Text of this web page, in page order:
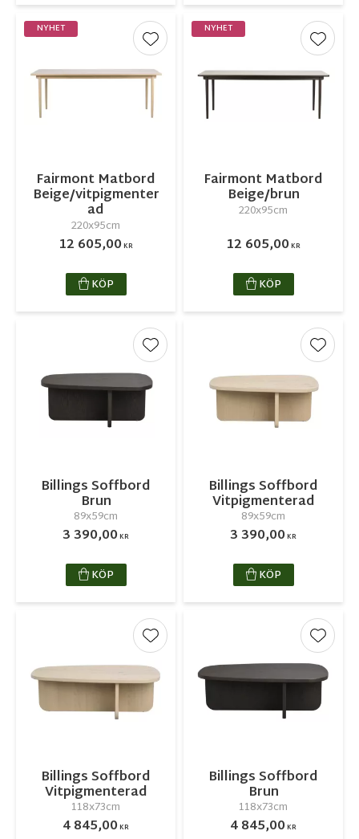
Fairmont Matbord
Beige/vitpigmenter
ad
220x95cm
12 605,00KR
NYHET
Lägg till i favoriter
KÖP
Fairmont Matbord
Beige/brun
220x95cm
12 605,00KR
NYHET
Lägg
KÖP
Billings Soffbord
Brun
89x59cm
3 390,00KR
Lägg till i favoriter
KÖP
Billings Soffbord
Vitpigmenterad
89x59cm
3 390,00KR
Lägg
KÖP
Billings Soffbord
Vitpigmenterad
118x73cm
4 845,00KR
Lägg till i favoriter
Billings Soffbord
Brun
118x73cm
4 845,00KR
Lägg